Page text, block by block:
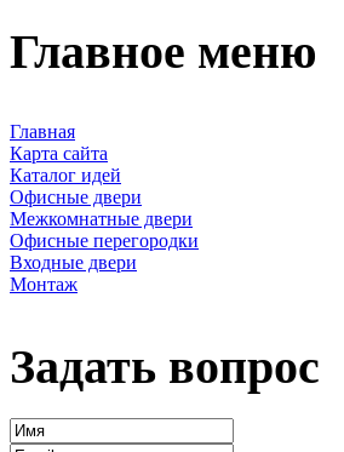
Главное меню
Главная
Карта сайта
Каталог идей
Офисные двери
Межкомнатные двери
Офисные перегородки
Входные двери
Монтаж
Задать вопрос